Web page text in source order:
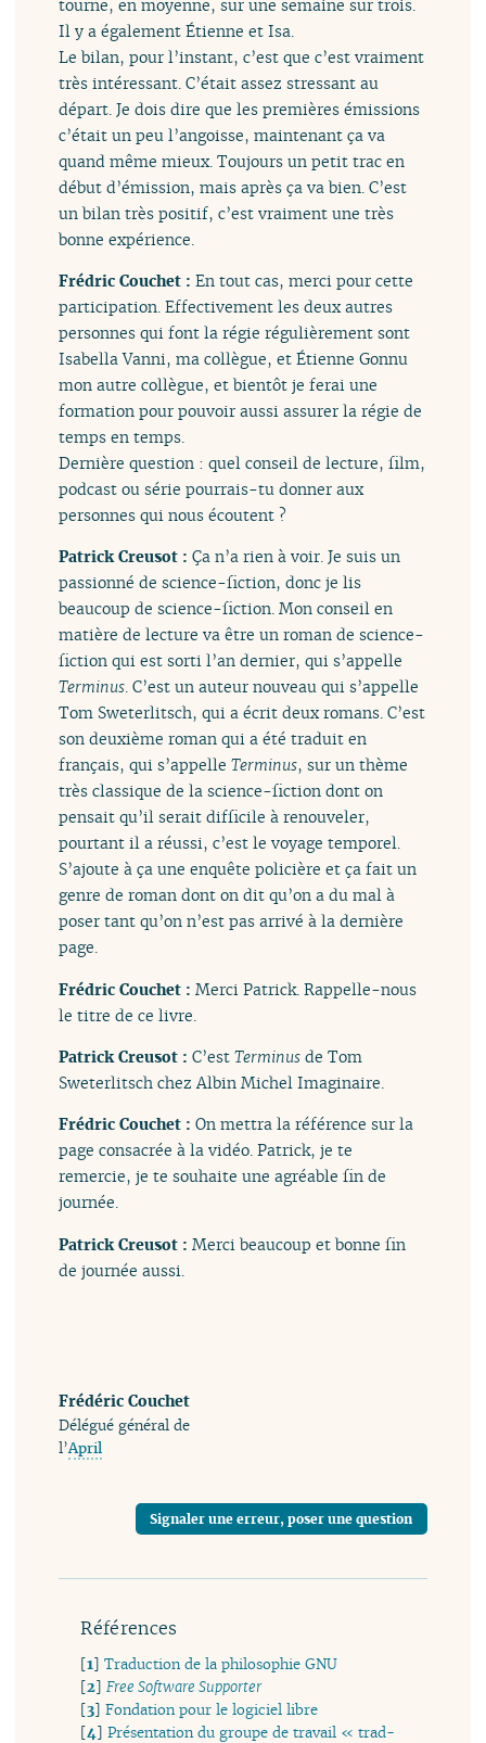
tourne, en moyenne, sur une semaine sur trois.
Il y a également Étienne et Isa.
Le bilan, pour l’instant, c’est que c’est vraiment
très intéressant. C’était assez stressant au
départ. Je dois dire que les premières émissions
c’était un peu l’angoisse, maintenant ça va
quand même mieux. Toujours un petit trac en
début d’émission, mais après ça va bien. C’est
un bilan très positif, c’est vraiment une très
bonne expérience.
Frédric Couchet :En tout cas, merci pour cette
participation. Effectivement les deux autres
personnes qui font la régie régulièrement sont
Isabella Vanni, ma collègue, et Étienne Gonnu
mon autre collègue, et bientôt je ferai une
formation pour pouvoir aussi assurer la régie de
temps en temps.
Dernière question : quel conseil de lecture, film,
podcast ou série pourrais-tu donner aux
personnes qui nous écoutent ?
Patrick Creusot :Ça n’a rien à voir. Je suis un
passionné de science-fiction, donc je lis
beaucoup de science-fiction. Mon conseil en
matière de lecture va être un roman de science-
fiction qui est sorti l’an dernier, qui s’appelle
Terminus. C’est un auteur nouveau qui s’appelle
Tom Sweterlitsch, qui a écrit deux romans. C’est
son deuxième roman qui a été traduit en
français, qui s’appelleTerminus, sur un thème
très classique de la science-fiction dont on
pensait qu’il serait difficile à renouveler,
pourtant il a réussi, c’est le voyage temporel.
S’ajoute à ça une enquête policière et ça fait un
genre de roman dont on dit qu’on a du mal à
poser tant qu’on n’est pas arrivé à la dernière
page.
Frédric Couchet :Merci Patrick. Rappelle-nous
le titre de ce livre.
Patrick Creusot :C’estTerminus de Tom
Sweterlitsch chez Albin Michel Imaginaire.
Frédric Couchet :On mettra la référence sur la
page consacrée à la vidéo. Patrick, je te
remercie, je te souhaite une agréable fin de
journée.
Patrick Creusot :Merci beaucoup et bonne fin
de journée aussi.
Frédéric Couchet
Délégué général de
l’April
Signaler une erreur, poser une question
Références
[1]Traduction de la philosophie GNU
[2]Free Software Supporter
[3]Fondation pour le logiciel libre
[4]Présentation du groupe de travail « trad-